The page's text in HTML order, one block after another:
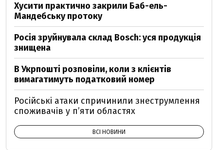
Хусити практично закрили Баб-ель-
Мандебську протоку
Росія зруйнувала склад Bosch: уся продукція
знищена
В Укрпошті розповіли, коли з клієнтів
вимагатимуть податковий номер
Російські атаки спричинили знеструмлення
споживачів у п’яти областях
ВСІ НОВИНИ